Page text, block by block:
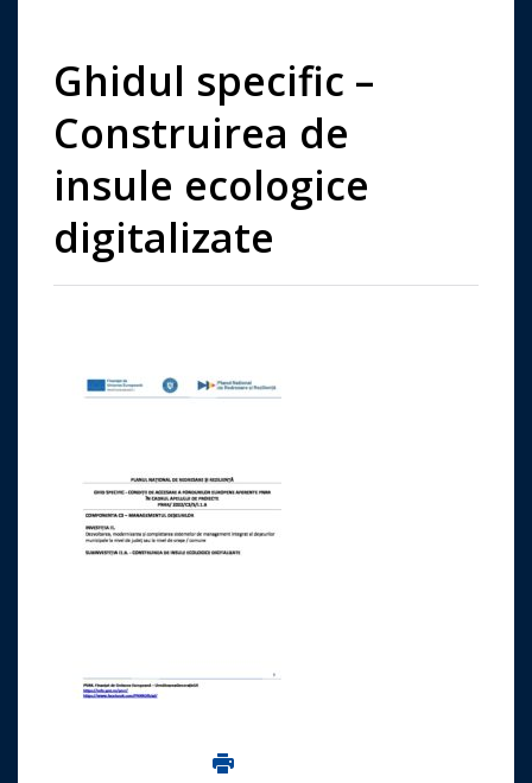
Ghidul specific –
Construirea de
insule ecologice
digitalizate
Imprima aceasta pagina